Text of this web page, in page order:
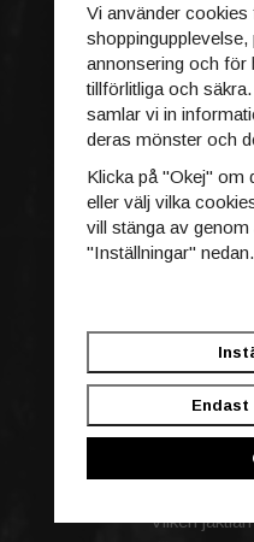
Aktiva
Går inte
Kontakt
Bilder
Policy
Vilken
Vi använder cookies
annonsering och för
tillförlitliga och
samlar vi in
deras mönster och
Klicka på "Okej" om
eller välj vilka
vill stänga av genom
"Inställningar" nedan.
Endast